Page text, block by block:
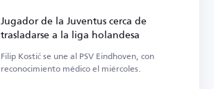
Jugador de la Juventus cerca de
trasladarse a la liga holandesa
Filip Kostić se une al PSV Eindhoven, con
reconocimiento médico el miércoles.